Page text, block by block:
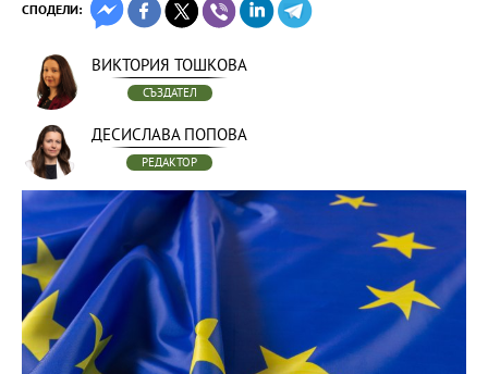
СПОДЕЛИ:
ВИКТОРИЯ ТОШКОВА
СЪЗДАТЕЛ
ДЕСИСЛАВА ПОПОВА
РЕДАКТОР